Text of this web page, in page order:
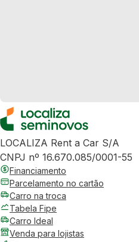
LOCALIZA Rent a Car S/A
CNPJ nº 16.670.085/0001-55
Financiamento
Parcelamento no cartão
Carro na troca
Tabela Fipe
Carro Ideal
Venda para lojistas